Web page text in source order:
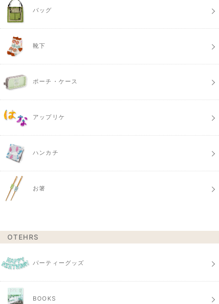
バッグ
靴下
ポーチ・ケース
アップリケ
ハンカチ
お箸
OTEHRS
パーティーグッズ
BOOKS